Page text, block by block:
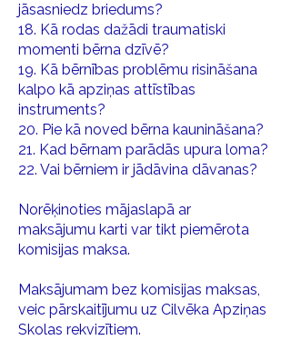
jāsasniedz briedums?
18. Kā rodas dažādi traumatiski
momenti bērna dzīvē?
19. Kā bērnības problēmu risināšana
kalpo kā apziņas attīstības
instruments?
20. Pie kā noved bērna kaunināšana?
21. Kad bērnam parādās upura loma?
22. Vai bērniem ir jādāvina dāvanas?
Norēķinoties mājaslapā ar
maksājumu karti var tikt piemērota
komisijas maksa.
Maksājumam bez komisijas maksas,
veic pārskaitījumu uz Cilvēka Apziņas
Skolas rekvizītiem.